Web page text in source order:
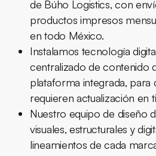
de Búho Logistics, con
productos impresos
en todo México.
Instalamos tecnología
centralizado de contenido
plataforma integrada, para
requieren actualización en
Nuestro equipo de diseño
visuales, estructurales y
lineamientos de cada